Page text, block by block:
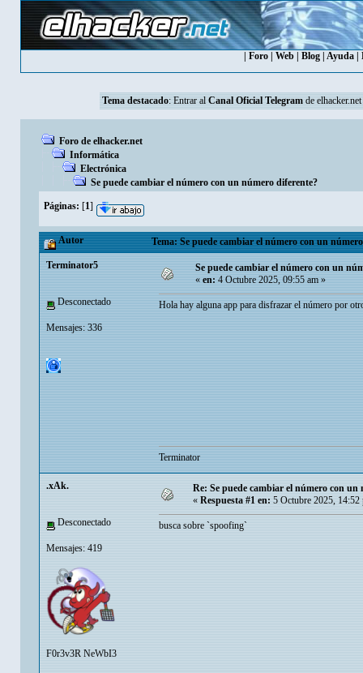
Foro Web Blog Ayuda
Tema destacado: Entrar al Canal Oficial Telegramde elhacker.net
Foro de elhacker.net
Informática
Electrónica
Se puede cambiar el número con un número diferente?
Páginas: [1]
Autor Tema: Se puede cambiar el número con un
Terminator5
Desconectado
Mensajes: 336
Se puede cambiar el número con un
«en:4 Octubre 2025, 09:55 am »
Hola hay alguna app para disfrazar el número por
Terminator
.xAk.
Desconectado
Mensajes: 419
F0r3v3R NeWbI3
Re: Se puede cambiar el número con un
« Respuesta #1 en: 5 Octubre 2025, 14:52
busca sobre `spoofing`